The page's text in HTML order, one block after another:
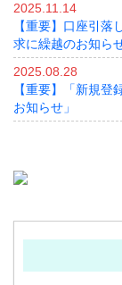
2025.11.14
【重要】口座引
求に繰越のお知ら
2025.08.28
【重要】「新規
お知らせ」